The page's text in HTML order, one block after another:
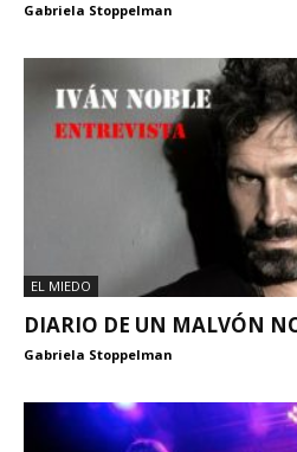
Gabriela Stoppelman
EL MIEDO
DIARIO DE UN MALVÓN
Gabriela Stoppelman